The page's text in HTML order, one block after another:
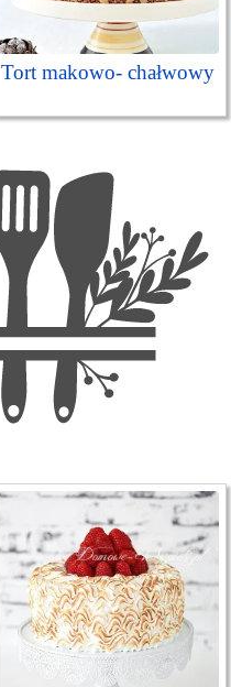
Tort makowo- chałwowy